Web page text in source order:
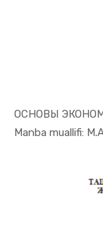
ОСНОВЫ
Manba muallifi: